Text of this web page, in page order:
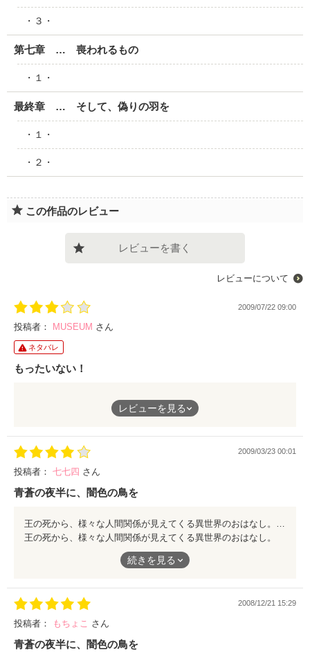
・３・
第七章 … 喪われるもの
・１・
最終章 … そして、偽りの羽を
・１・
・２・
この作品のレビュー
レビューを書く
レビューについて
2009/07/22 09:00
投稿者： MUSEUM さん
ネタバレ
もったいない！
極論のような気もなきにしもあらず。初盤に提示したｷｰﾜｰﾄﾞに
より、兄弟の秘密も早々に分かってしまったのがおしい！もった
レビューを見る
2009/03/23 00:01
投稿者： 七七四 さん
青蒼の夜半に、闇色の鳥を
王の死から、様々な人間関係が見えてくる異世界のおはなし。
皆、真実を求めるコトで、生きること、死ぬこと、双方に向き合
える。そんな作品です。
ジが四次元で見えそうな程、整理されており、次々に新しい事実
が読み手を楽しませてくれます。余程のコトがない限り、ラスト
続きを見る
2008/12/21 15:29
投稿者： もちょこ さん
青蒼の夜半に、闇色の鳥を